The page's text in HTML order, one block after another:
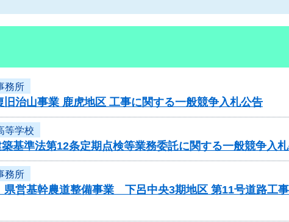
務所
治山事業 鹿虎地区 工事に関する一般競争入札公告
等学校
基準法第12条定期点検等業務委託に関する一般競争入
務所
県営基幹農道整備事業 下呂中央3期地区 第11号道路工